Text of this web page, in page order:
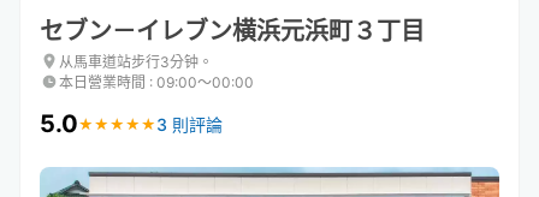
the
keyboard
shortcuts
for
changing
dates.
the
keyboard
shortcuts
for
changing
dates.
セブン－イレブン横浜元浜町３丁目
从馬車道站步行3分钟。
本日營業時間 : 09:00〜00:00
5.0★ ★ ★ ★ ★
★ ★ ★ ★ ★ 3 則評論